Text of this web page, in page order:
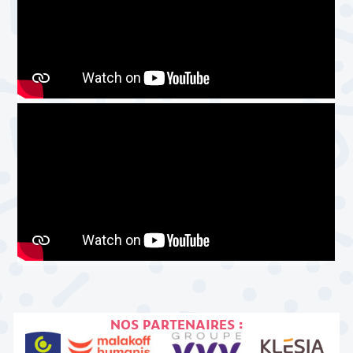
NOS PARTENAIRES :